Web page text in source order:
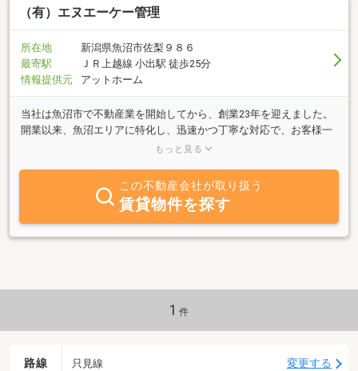
（有）エヌエーケー管理
所在地
新潟県魚沼市佐梨９８６
最寄駅
ＪＲ上越線 小出駅 徒歩25分
情報提供元
アットホーム
当社は魚沼市で不動産業を開始してから、創業23年を迎えました。
開業以来、魚沼エリアに特化し、迅速かつ丁寧な対応で、お客様一
人ひとりにご納得いただける不動産サービスの提供を目指しており
が在籍する専門体制を整え、法令遵守と確かな知識に基づいた、安
心・安全な賃貸管理を実現しています。地域に根ざした運営によ
り、魚沼エリアにおいて豊富な管理・仲介実績を誇り、築浅、ネッ
ト無料、メゾネット、車庫付き、ペット可など、多様なニーズに対
応した物件をご提案可能です。また土地・建物の売買はもちろん、
資産活用をご提案いたします。さらに、不動産の無料査定にも対応
し、資産価値を的確に見極めた上で、最良の選択につながるご提案
もっと見る
この不動産会社が取り扱う
賃貸物件を探す
1 件
路線 只見線 変更する